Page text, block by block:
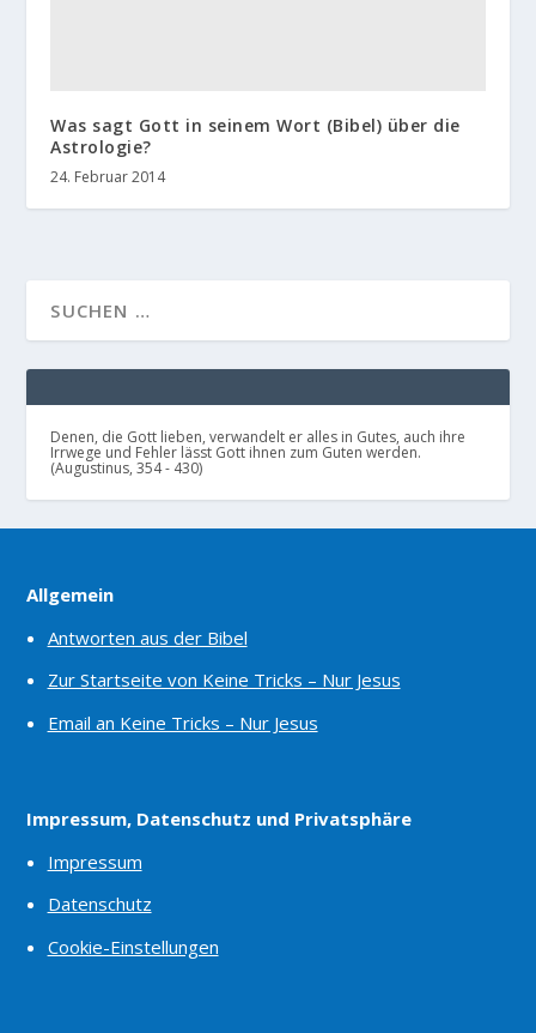
Was sagt Gott in seinem Wort (Bibel) über die
Astrologie?
24. Februar 2014
Denen, die Gott lieben, verwandelt er alles in Gutes, auch ihre
Irrwege und Fehler lässt Gott ihnen zum Guten werden.
(Augustinus, 354 - 430)
Allgemein
Antworten aus der Bibel
Zur Startseite von Keine Tricks – Nur Jesus
Email an Keine Tricks – Nur Jesus
Impressum, Datenschutz und Privatsphäre
Impressum
Datenschutz
Cookie-Einstellungen